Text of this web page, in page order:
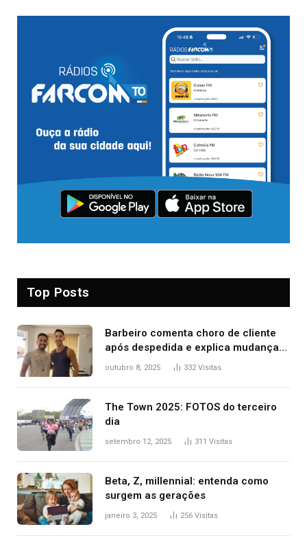
Top Posts
Barbeiro comenta choro de cliente
após despedida e explica mudança
para o TO: ‘Não esperava atingir
outubro 8, 2025 332Visitas
The Town 2025: FOTOS do terceiro
dia
setembro 12, 2025 311 Visitas
Beta, Z, millennial: entenda como
surgem as gerações
janeiro 3, 2025 256 Visitas